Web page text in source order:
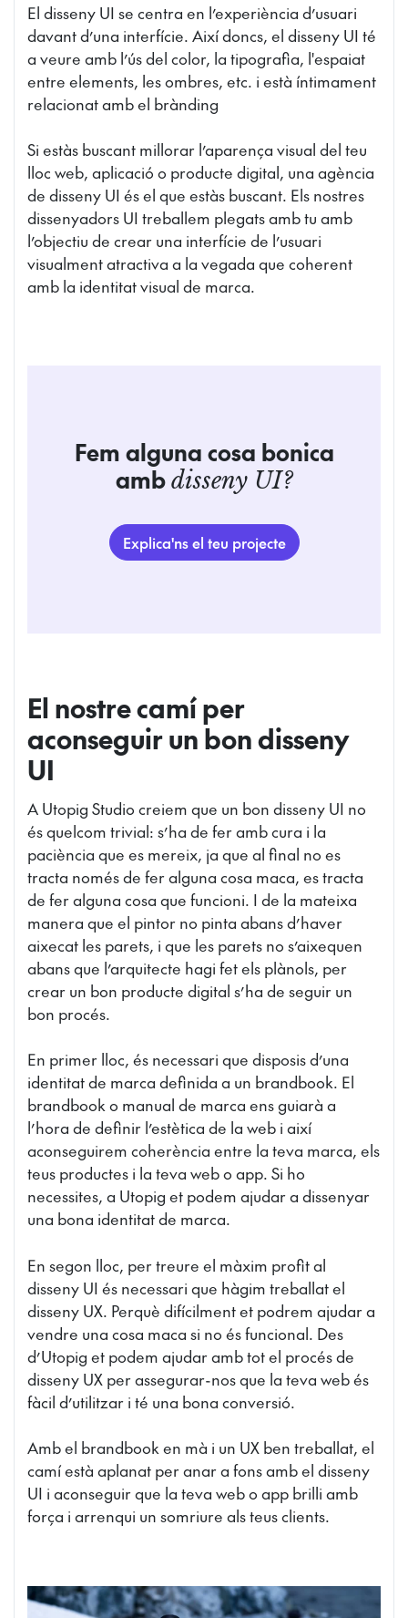
El disseny UI se centra en l’experiència d’usuari
davant d’una interfície. Així doncs, el disseny UI té
a veure amb l’ús del color, la tipografia, l'espaiat
entre elements, les ombres, etc. i està íntimament
relacionat amb el brànding
Si estàs buscant millorar l’aparença visual del teu
lloc web, aplicació o producte digital, una agència
de disseny UI és el que estàs buscant. Els nostres
dissenyadors UI treballem plegats amb tu amb
l’objectiu de crear una interfície de l’usuari
visualment atractiva a la vegada que coherent
amb la identitat visual de marca.
Fem alguna cosa bonica
ambdisseny UI?
Explica'ns el teu projecte
El nostre camí per
aconseguir un bon disseny
UI
A Utopig Studio creiem que un bon disseny UI no
és quelcom trivial: s’ha de fer amb cura i la
paciència que es mereix, ja que al final no es
tracta només de fer alguna cosa maca, es tracta
de fer alguna cosa que funcioni. I de la mateixa
manera que el pintor no pinta abans d’haver
aixecat les parets, i que les parets no s’aixequen
abans que l’arquitecte hagi fet els plànols, per
crear un bon producte digital s’ha de seguir un
bon procés.
En primer lloc, és necessari que disposis d’una
identitat de marca definida a un brandbook. El
brandbook o manual de marca ens guiarà a
l’hora de definir l’estètica de la web i així
aconseguirem coherència entre la teva marca, els
teus productes i la teva web o app. Si ho
necessites, a Utopig et podem ajudar a dissenyar
una bona identitat de marca.
En segon lloc, per treure el màxim profit al
disseny UI és necessari que hàgim treballat el
disseny UX. Perquè difícilment et podrem ajudar a
vendre una cosa maca si no és funcional. Des
d’Utopig et podem ajudar amb tot el procés de
disseny UX per assegurar-nos que la teva web és
fàcil d’utilitzar i té una bona conversió.
Amb el brandbook en mà i un UX ben treballat, el
camí està aplanat per anar a fons amb el disseny
UI i aconseguir que la teva web o app brilli amb
força i arrenqui un somriure als teus clients.